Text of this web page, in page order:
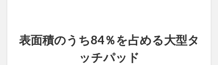
表面積のうち84％を占める大型タ
ッチパッド